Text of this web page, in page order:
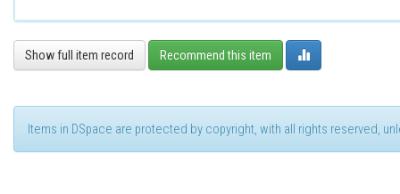
Show full item record Recommend this item
Items in DSpace are protected by copyright, with all rights reserved,